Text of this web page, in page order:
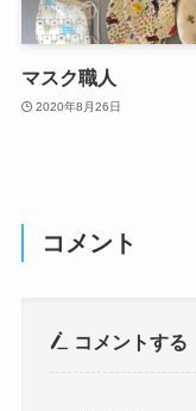
マスク職人
2020年8月26日
コメント
コメントする